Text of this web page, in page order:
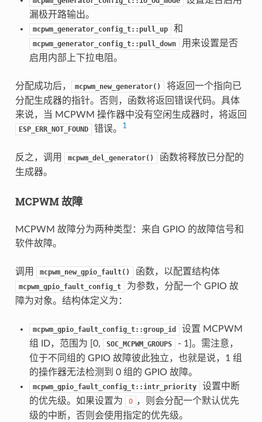
漏极开路输出。
mcpwm_generator_config_t::pull_up 和
mcpwm_generator_config_t::pull_down
用来设置是否
启用内部上下拉电阻。
分配成功后， mcpwm_new_generator()
将返回一个指向已
分配生成器的指针。否则，函数将返回错误代码。具体
来说，当 MCPWM 操作器中没有空闲生成器时，将返回
ESP_ERR_NOT_FOUND 错误。 1
反之，调用 mcpwm_del_generator()
函数将释放已分配的
生成器。
MCPWM 故障
MCPWM 故障分为两种类型：来自 GPIO 的故障信号和
软件故障。
调用 mcpwm_new_gpio_fault() 函数，以配置结构体
mcpwm_gpio_fault_config_t
为参数，分配一个 GPIO 故
障为对象。结构体定义为：
mcpwm_gpio_fault_config_t::group_id
设置 MCPWM
组 ID，范围为 [0,
SOC_MCPWM_GROUPS
- 1]。需注意，
位于不同组的 GPIO 故障彼此独立，也就是说，1 组
的操作器无法检测到 0 组的 GPIO 故障。
mcpwm_gpio_fault_config_t::intr_priority
设置中断
的优先级。如果设置为
0 ，则会分配一个默认优先
级的中断，否则会使用指定的优先级。